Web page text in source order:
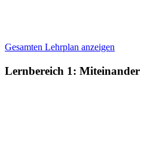
Gesamten Lehrplan anzeigen
Lernbereich 1: Miteinander